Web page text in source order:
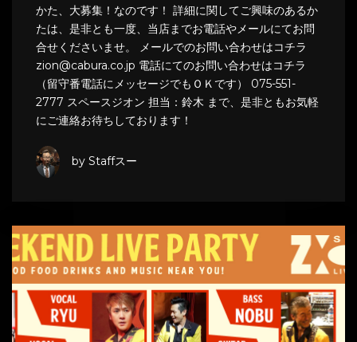
かた、大募集！なのです！ 詳細に関してご興味のあるか
たは、是非とも一度、当店までお電話やメールにてお問
合せくださいませ。 メールでのお問い合わせはコチラ
zion@cabura.co.jp 電話にてのお問い合わせはコチラ
（留守番電話にメッセージでもＯＫです） 075-551-
2777 スペースジオン 担当：鈴木 まで、是非ともお気軽
にご連絡お待ちしております！
by Staffスー